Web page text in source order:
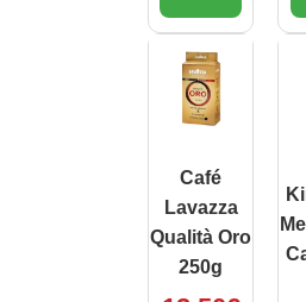
Café
Lavazza
Qualità Oro
250g